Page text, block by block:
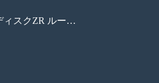
松風ディスクZR ルーセントスープラ（統合版）_価格なし